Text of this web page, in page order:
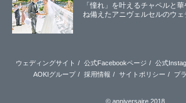
「憧れ」を叶えるチャペルと
ね備えたアニヴェルセルのウェ
ウェディングサイト 公式Facebookページ 公式
AOKIグループ
採用情報 サイトポリシー プ
© anniversaire 2018